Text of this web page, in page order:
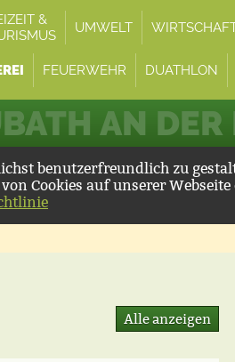
&
UMWELT
FEUERWEHR DUATHLON
AN DER
benutzerfreundlich zu
Cookies auf unserer
Alle anzeigen